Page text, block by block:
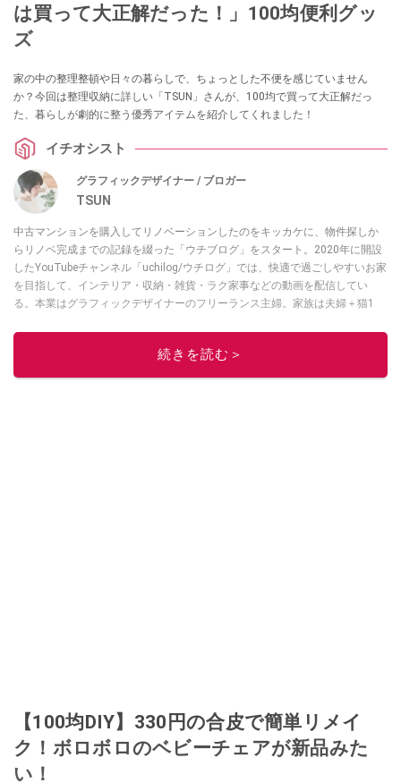
は買って大正解だった！」100均便利グッ
ズ
家の中の整理整頓や日々の暮らしで、ちょっとした不便を感じていません
か？今回は整理収納に詳しい「TSUN」さんが、100均で買って大正解だっ
た、暮らしが劇的に整う優秀アイテムを紹介してくれました！
イチオシスト
グラフィックデザイナー / ブロガー
TSUN
中古マンションを購入してリノベーションしたのをキッカケに、物件探しか
らリノベ完成までの記録を綴った「ウチブログ」をスタート。2020年に開設
したYouTubeチャンネル「uchilog/ウチログ」では、快適で過ごしやすいお家
を目指して、インテリア・収納・雑貨・ラク家事などの動画を配信してい
る。本業はグラフィックデザイナーのフリーランス主婦。家族は夫婦＋猫1
ノベ人気事例1位
続きを読む＞
【100均DIY】330円の合皮で簡単リメイ
ク！ボロボロのベビーチェアが新品みた
い！